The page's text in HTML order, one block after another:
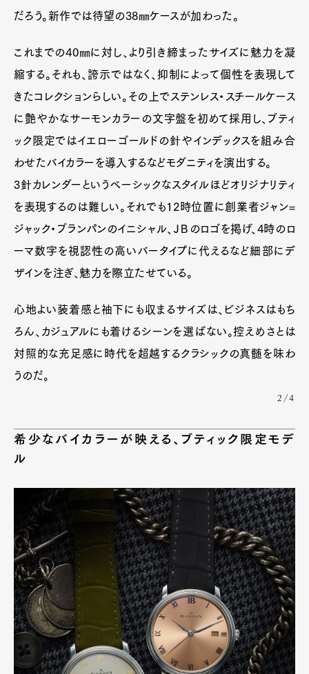
だろう。新作では待望の38㎜ケースが加わった。
これまでの40㎜に対し、より引き締まったサイズに魅力を凝
縮する。それも、誇示ではなく、抑制によって個性を表現して
きたコレクションらしい。その上でステンレス・スチールケース
に艶やかなサーモンカラーの文字盤を初めて採用し、ブティ
ック限定ではイエローゴールドの針やインデックスを組み合
わせたバイカラーを導入するなどモダニティを演出する。
3針カレンダーというベーシックなスタイルほどオリジナリティ
を表現するのは難しい。それでも12時位置に創業者ジャン=
ジャック・ブランパンのイニシャル、ＪＢのロゴを掲げ、4時のロ
ーマ数字を視認性の高いバータイプに代えるなど細部にデ
ザインを注ぎ、魅力を際立たせている。
心地よい装着感と袖下にも収まるサイズは、ビジネスはもち
ろん、カジュアルにも着けるシーンを選ばない。控えめさとは
対照的な充足感に時代を超越するクラシックの真髄を味わ
うのだ。
2/4
希少なバイカラーが映える、ブティック限定モデ
ル